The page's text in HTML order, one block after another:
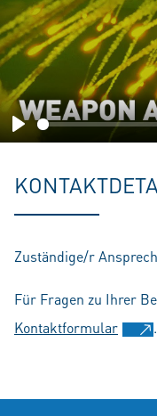
Play
Zuständige/r
Für Fragen zu Ihrer
Kontaktformular
.